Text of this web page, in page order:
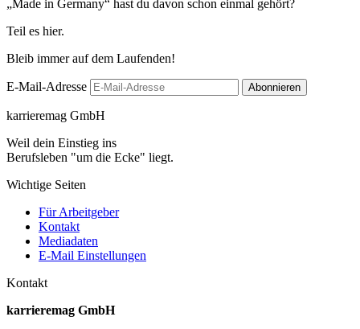
„Made in Germany“ hast du davon schon einmal gehört?
Teil es hier.
Bleib immer auf dem Laufenden!
E-Mail-Adresse
karrieremag GmbH
Weil dein Einstieg ins
Berufsleben "um die Ecke" liegt.
Wichtige Seiten
Für Arbeitgeber
Kontakt
Mediadaten
E-Mail Einstellungen
Kontakt
karrieremag GmbH